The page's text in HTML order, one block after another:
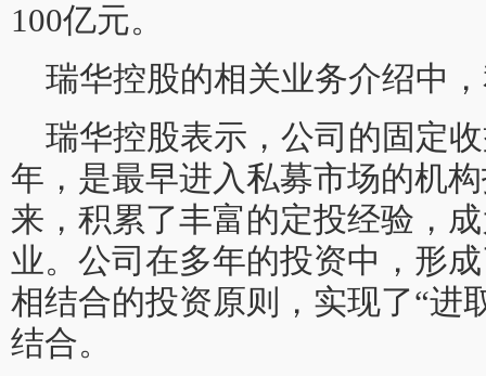
100亿元。
瑞华控股的相关业务介绍中
瑞华控股表示，公司的固定
年，是最早进入私募市场的机
来，积累了丰富的定投经验，
业。公司在多年的投资中，形
相结合的投资原则，实现了“进
结合。